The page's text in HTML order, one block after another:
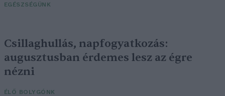
EGÉSZSÉGÜNK
Csillaghullás, napfogyatkozás:
augusztusban érdemes lesz az égre
nézni
ÉLŐ BOLYGÓNK